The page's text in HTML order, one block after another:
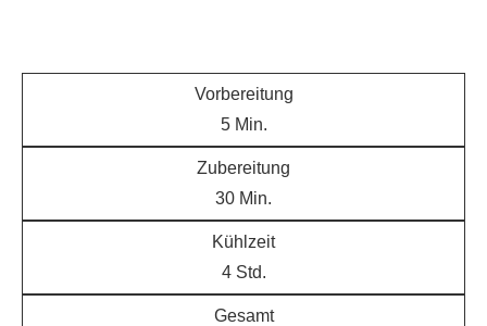
Vorbereitung
5 Min.
Zubereitung
30 Min.
Kühlzeit
4 Std.
Gesamt